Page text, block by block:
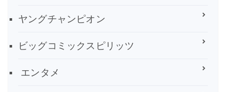
ヤングチャンピオン
ビッグコミックスピリッツ
エンタメ